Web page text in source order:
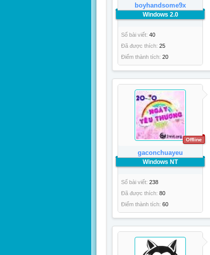
boyhandsome9x
Windows 2.0
Số bài viết: 40
Đã được thích: 25
Điểm thành tích: 20
Offline
gaconchuayeu
Windows NT
Số bài viết: 238
Đã được thích: 80
Điểm thành tích: 60